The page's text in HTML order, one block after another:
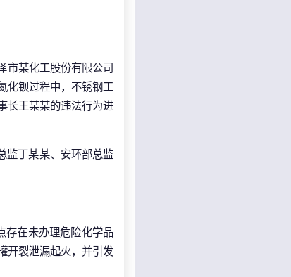
市某化工股份有限公司
化钡过程中，不锈钢工
长王某某的违法行为进
监丁某某、安环部总监
存在未办理危险化学品
开裂泄漏起火，并引发